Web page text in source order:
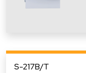
S-217B/T